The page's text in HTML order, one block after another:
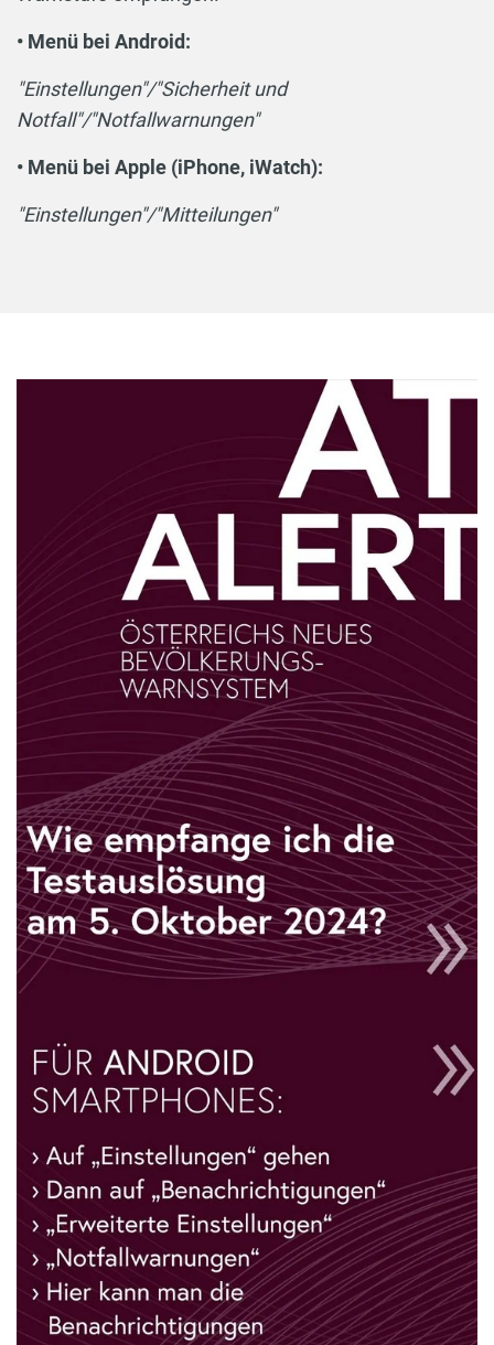
• Menü bei Android:
"Einstellungen"/"Sicherheit und
Notfall"/"Notfallwarnungen"
• Menü bei Apple (iPhone, iWatch):
"Einstellungen"/"Mitteilungen"